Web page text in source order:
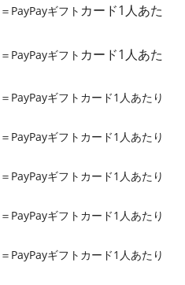
＝PayPayギフト カード1人あた
＝PayPayギフト カード1人あた
＝PayPayギフトカード1人あたり
＝PayPayギフトカード1人あたり
＝PayPayギフトカード1人あたり
＝PayPayギフトカード1人あたり
＝PayPayギフトカード1人あたり